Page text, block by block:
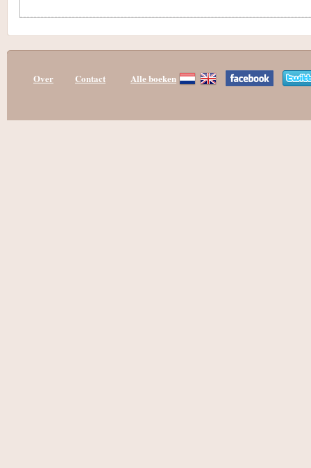
Over Contact Alle boeken